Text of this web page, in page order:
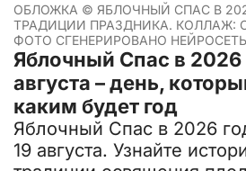
ОБЛОЖКА © ЯБЛОЧНЫЙ СПАС В
ТРАДИЦИИ ПРАЗДНИКА. КОЛЛАЖ:
ФОТО СГЕНЕРИРОВАНО
Яблочный Спас в 2026
августа – день,
каким будет год
Яблочный Спас в 2026
19 августа. Узнайте